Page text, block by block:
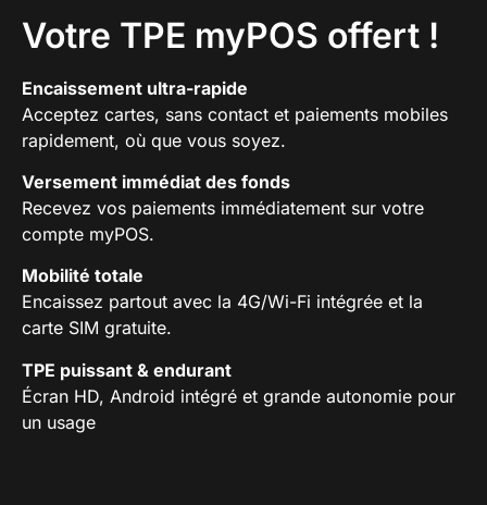
Votre TPE myPOS offert !
Encaissement ultra-rapide
Acceptez cartes, sans contact et paiements mobiles
rapidement, où que vous soyez.
Versement immédiat des fonds
Recevez vos paiements immédiatement sur votre
compte myPOS.
Mobilité totale
Encaissez partout avec la 4G/Wi-Fi intégrée et la
carte SIM gratuite.
TPE puissant & endurant
Écran HD, Android intégré et grande autonomie pour
un usage